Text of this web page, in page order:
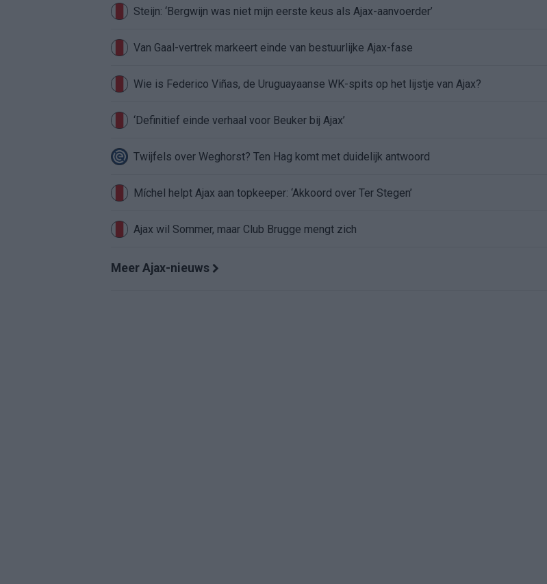
Steijn: ‘Bergwijn was niet mijn eerste keus als Ajax-aanvoerder’
Van Gaal-vertrek markeert einde van bestuurlijke Ajax-fase
Wie is Federico Viñas, de Uruguayaanse WK-spits op het lijstje van Ajax?
‘Definitief einde verhaal voor Beuker bij Ajax’
Twijfels over Weghorst? Ten Hag komt met duidelijk antwoord
Míchel helpt Ajax aan topkeeper: ‘Akkoord over Ter Stegen’
Ajax wil Sommer, maar Club Brugge mengt zich
Meer Ajax-nieuws